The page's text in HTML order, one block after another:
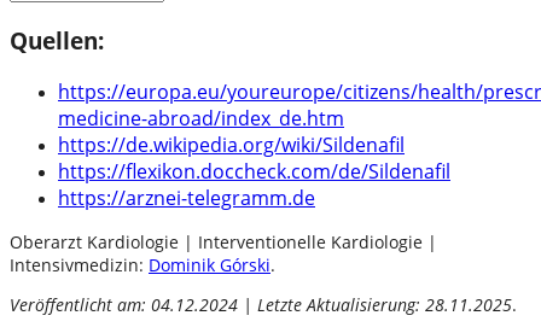
Quellen:
https://europa.eu/youreurope/citizens/health/
medicine-abroad/index_de.htm
https://de.wikipedia.org/wiki/Sildenafil
https://flexikon.doccheck.com/de/Sildenafil
https://arznei-telegramm.de
Oberarzt Kardiologie | Interventionelle Kardiologie |
Intensivmedizin: Dominik Górski.
Veröffentlicht am: 04.12.2024 | Letzte Aktualisierung: 28.11.2025.